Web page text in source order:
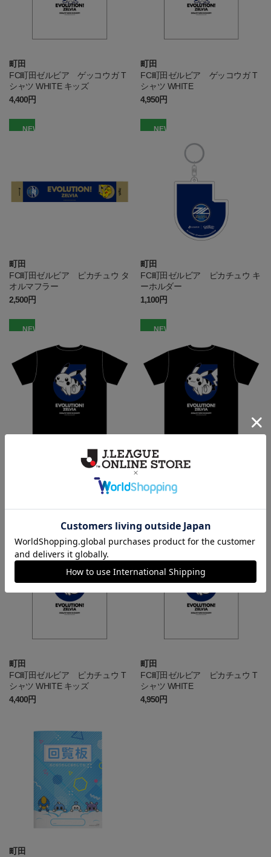
町田
FC町田ゼルビア ゲッコウガ T
シャツ WHITE キッズ
4,400円
町田
FC町田ゼルビア ゲッコウガ T
シャツ WHITE
4,950円
NEW
町田
FC町田ゼルビア ピカチュウ タ
オルマフラー
2,500円
NEW
町田
FC町田ゼルビア ピカチュウ キ
ーホルダー
1,100円
NEW
FC町田ゼルビア ピカチュウ T
NEW
町田
シャツ BLACK
町田
FC町田ゼルビア ピカチュウ T
シャツ WHITE キッズ
4,400円
NEW
町田
FC町田ゼルビア ピカチュウ T
シャツ WHITE
4,950円
町田